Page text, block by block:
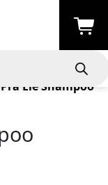
Ele Shampoo